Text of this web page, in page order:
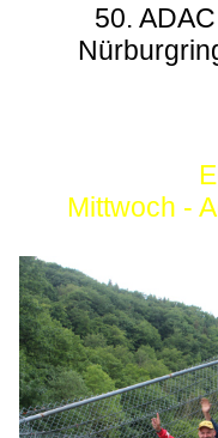
50.
Mittwoch -